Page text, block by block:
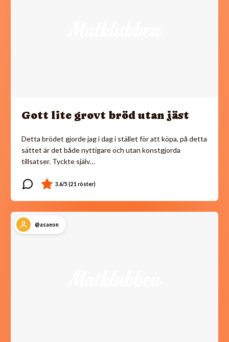
Gott lite grovt bröd utan jäst
Detta brödet gjorde jag i dag i stället för att köpa, på detta
sättet är det både nyttigare och utan konstgjorda
tillsatser. Tyckte själv…
@asaeon